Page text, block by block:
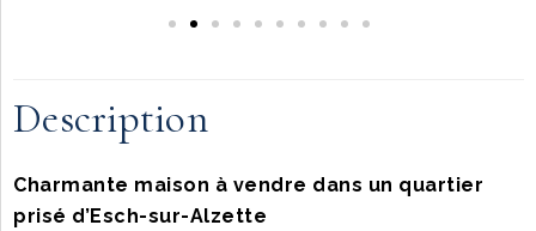
Description
Charmante maison à vendre dans un quartier
prisé d’Esch-sur-Alzette